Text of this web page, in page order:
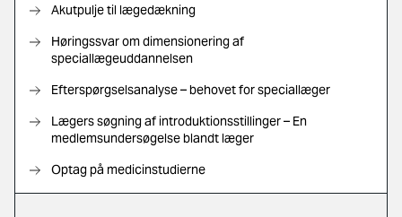
Akutpulje til lægedækning
Høringssvar om dimensionering af
speciallægeuddannelsen
Efterspørgselsanalyse – behovet for speciallæger
Lægers søgning af introduktionsstillinger – En
medlemsundersøgelse blandt læger
Optag på medicinstudierne